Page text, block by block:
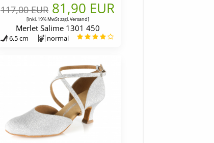
117,00 EUR 81,90 EUR
[inkl. 19% MwSt zzgl. Versand]
Merlet Salime 1301 450
6,5 cm normal